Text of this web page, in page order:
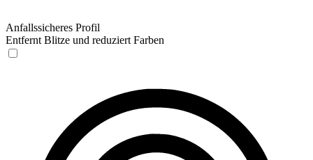
Anfallssicheres Profil
Entfernt Blitze und reduziert Farben